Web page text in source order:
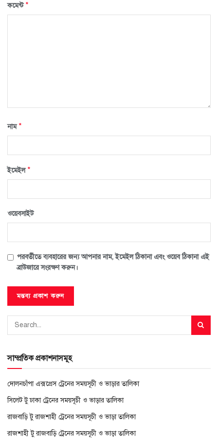
কমেন্ট*
নাম*
ইমেইল*
ওয়েবসাইট
পরবর্তীতে ব্যবহারের জন্য আপনার নাম, ইমেইল ঠিকানা এবং ওয়েব ঠিকানা এই
ব্রাউজারে সংরক্ষণ করুন।
সাম্প্রতিক প্রকাশনাসমূহ
দোলনচাঁপা এক্সপ্রেস ট্রেনের সময়সূচী ও ভাড়ার তালিকা
সিলেট টু ঢাকা ট্রেনের সময়সূচী ও ভাড়ার তালিকা
রাজবাড়ি টু রাজশাহী ট্রেনের সময়সূচী ও ভাড়া তালিকা
রাজশাহী টু রাজবাড়ি ট্রেনের সময়সূচী ও ভাড়া তালিকা